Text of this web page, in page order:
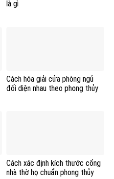
là gì
Cách hóa giải cửa phòng ngủ
đối diện nhau theo phong thủy
Cách xác định kích thước cổng
nhà thờ họ chuẩn phong thủy